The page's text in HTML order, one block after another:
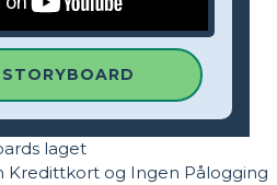
laget
Kredittkort og Ingen Pålogging